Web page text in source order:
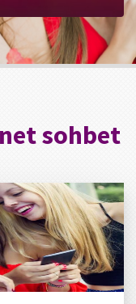
sohbet